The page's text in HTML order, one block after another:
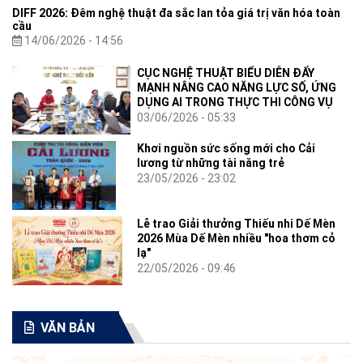
DIFF 2026: Đêm nghệ thuật đa sắc lan tỏa giá trị văn hóa toàn
cầu
14/06/2026 - 14:56
CỤC NGHỆ THUẬT BIỂU DIỄN ĐẨY
MẠNH NÂNG CAO NĂNG LỰC SỐ, ỨNG
DỤNG AI TRONG THỰC THI CÔNG VỤ
03/06/2026 - 05:33
Khơi nguồn sức sống mới cho Cải
lương từ những tài năng trẻ
23/05/2026 - 23:02
Lễ trao Giải thưởng Thiếu nhi Dế Mèn
2026 Mùa Dế Mèn nhiều "hoa thơm cỏ
lạ"
22/05/2026 - 09:46
VĂN BẢN